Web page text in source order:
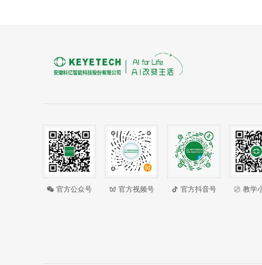
官方公众号 官方视频号 官方抖音号 教学